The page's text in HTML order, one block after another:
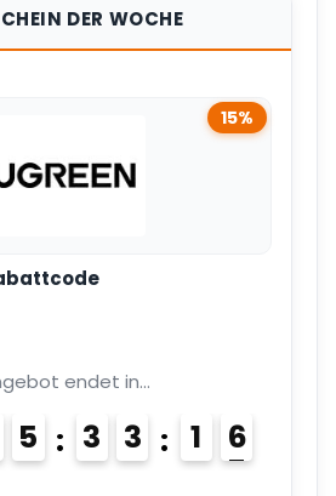
DER WOCHE
15%
endet in...
5 3 3 1
5
6